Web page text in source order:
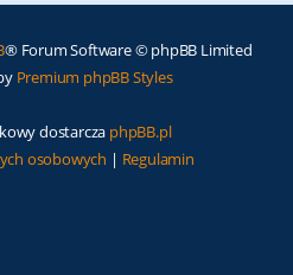
® Forum Software © phpBB Limited
Premium phpBB Styles
dostarcza phpBB.pl
osobowych | Regulamin